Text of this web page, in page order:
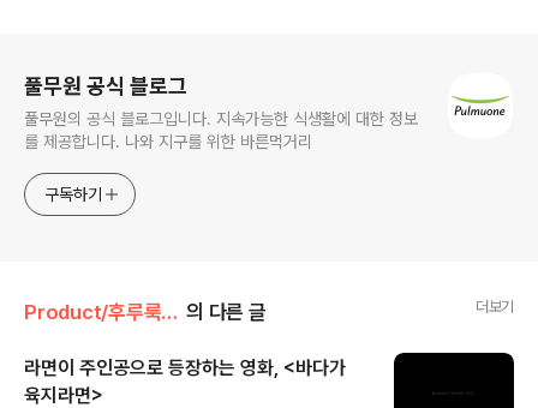
풀무원 공식 블로그
풀무원의 공식 블로그입니다. 지속가능한 식생활에 대한 정보
를 제공합니다. 나와 지구를 위한 바른먹거리
구독하기
Product/후루룩! 라면데이 의 다른 글 더보기
라면이 주인공으로 등장하는 영화, <바다가
육지라면>